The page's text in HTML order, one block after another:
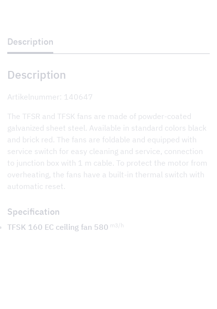
Description
Description
Artikelnummer: 140647
The TFSR and TFSK fans are made of powder-coated
galvanized sheet steel. Available in standard colors black
and brick red. The fans are foldable and equipped with
service switch for easy cleaning and service, connection
to junction box with 1 m cable. To protect the motor from
overheating, the fans have a built-in thermal switch with
automatic reset.
Specification
TFSK 160 EC ceiling fan 580 m3/h